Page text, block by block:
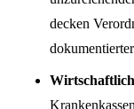
decken